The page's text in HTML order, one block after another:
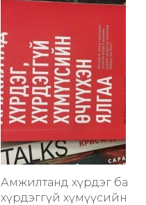
Амжилтанд хүрдэг ба
хүрдэггүй хүмүүсийн